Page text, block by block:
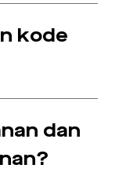
kode
dan